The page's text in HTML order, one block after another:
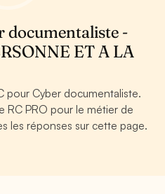
documentaliste -
ET A LA
pour Cyber documentaliste.
RC PRO pour le métier de
les réponses sur cette page.